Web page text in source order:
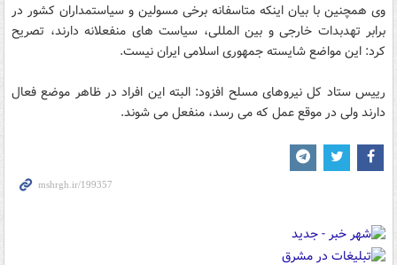
وی همچنین با بیان اینکه متاسفانه برخی مسولین و سیاستمداران کشور در
برابر تهدبدات خارجی و بین المللی، سیاست های منفعلانه دارند، تصریح
کرد: این مواضع شایسته جمهوری اسلامی ایران نیست.
رییس ستاد کل نیروهای مسلح افزود: البته این افراد در ظاهر موضع فعال
دارند ولی در موقع عمل که می رسد، منفعل می شوند.